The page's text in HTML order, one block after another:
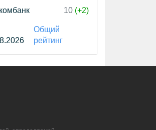
10 (+2)
Общий
рейтинг